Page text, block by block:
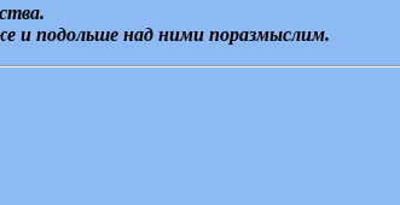
и подольше над ними поразмыслим.